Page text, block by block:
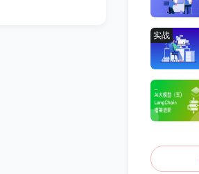
实战